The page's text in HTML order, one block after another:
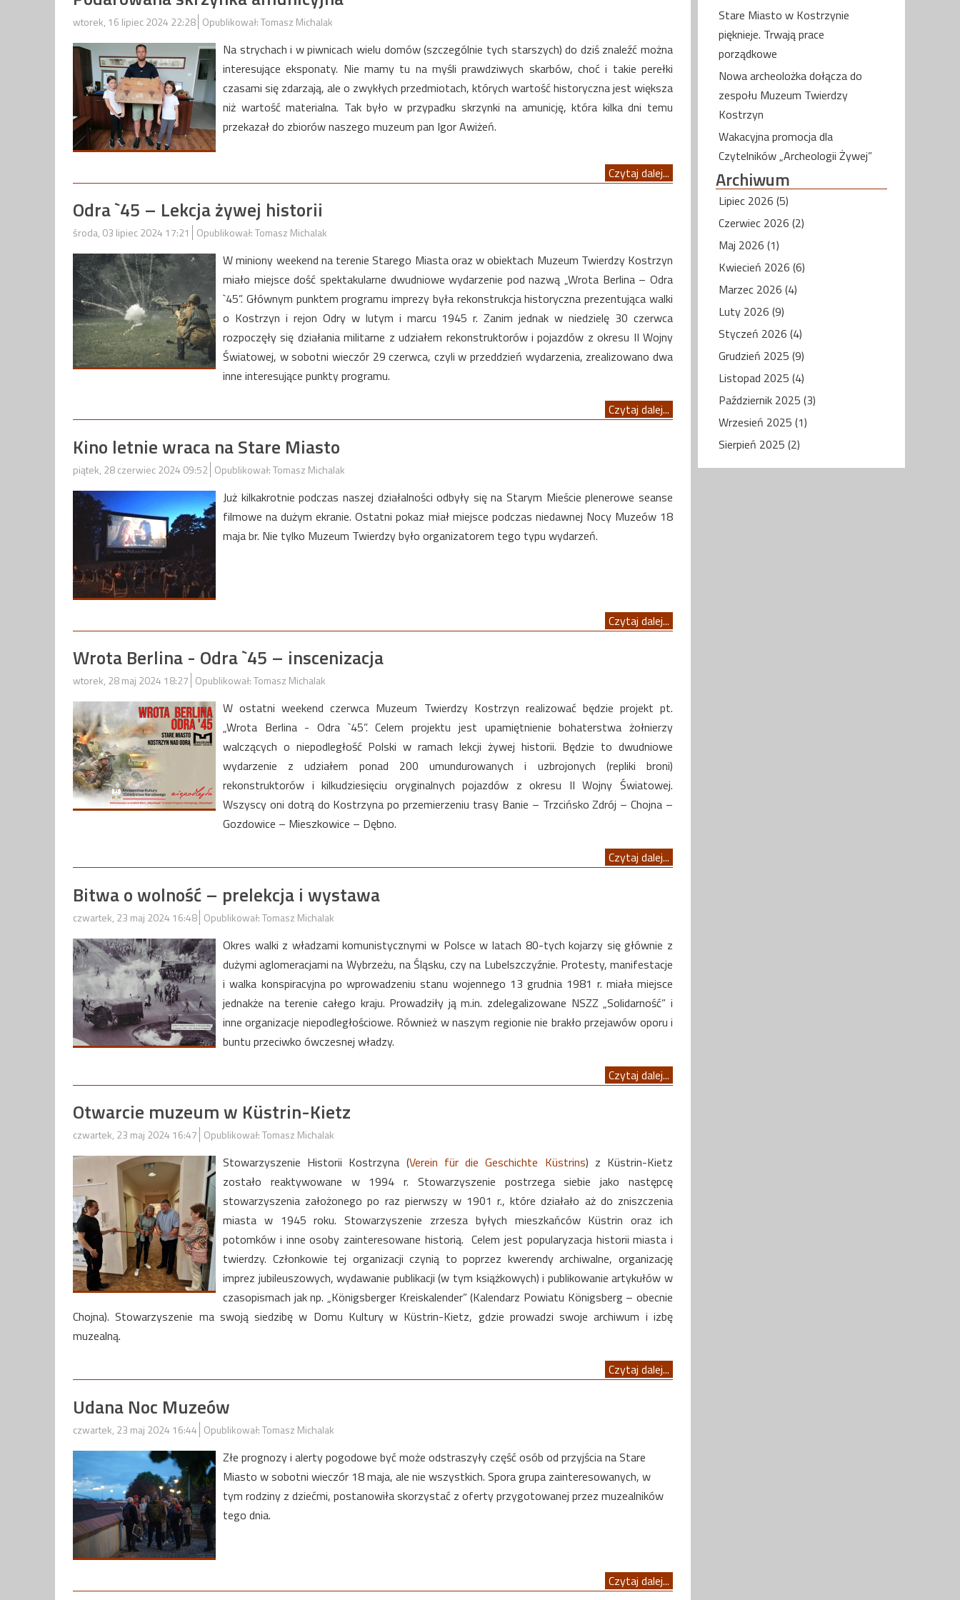
wtorek, 16 lipiec 2024 22:28 Opublikował: Tomasz Michalak
Na strychach i w piwnicach wielu domów (szczególnie tych starszych) do dziś znaleźć można
interesujące eksponaty. Nie mamy tu na myśli prawdziwych skarbów, choć i takie perełki
czasami się zdarzają, ale o zwykłych przedmiotach, których wartość historyczna jest większa
niż wartość materialna. Tak było w przypadku skrzynki na amunicję, która kilka dni temu
przekazał do zbiorów naszego muzeum pan Igor Awiżeń.
Czytaj dalej...
Odra `45 – Lekcja żywej historii
środa, 03 lipiec 2024 17:21 Opublikował: Tomasz Michalak
W miniony weekend na terenie Starego Miasta oraz w obiektach Muzeum Twierdzy Kostrzyn
miało miejsce dość spektakularne dwudniowe wydarzenie pod nazwą „Wrota Berlina – Odra
`45”. Głównym punktem programu imprezy była rekonstrukcja historyczna prezentująca walki
o Kostrzyn i rejon Odry w lutym i marcu 1945 r. Zanim jednak w niedzielę 30 czerwca
rozpoczęły się działania militarne z udziałem rekonstruktorów i pojazdów z okresu II Wojny
Światowej, w sobotni wieczór 29 czerwca, czyli w przeddzień wydarzenia, zrealizowano dwa
inne interesujące punkty programu.
Czytaj dalej...
Kino letnie wraca na Stare Miasto
piątek, 28 czerwiec 2024 09:52 Opublikował: Tomasz Michalak
Już kilkakrotnie podczas naszej działalności odbyły się na Starym Mieście plenerowe seanse
filmowe na dużym ekranie. Ostatni pokaz miał miejsce podczas niedawnej Nocy Muzeów 18
maja br. Nie tylko Muzeum Twierdzy było organizatorem tego typu wydarzeń.
Czytaj dalej...
Wrota Berlina - Odra `45 – inscenizacja
wtorek, 28 maj 2024 18:27 Opublikował: Tomasz Michalak
W ostatni weekend czerwca Muzeum Twierdzy Kostrzyn realizować będzie projekt pt.
„Wrota Berlina - Odra `45”. Celem projektu jest upamiętnienie bohaterstwa żołnierzy
walczących o niepodległość Polski w ramach lekcji żywej historii. Będzie to dwudniowe
wydarzenie z udziałem ponad 200 umundurowanych i uzbrojonych (repliki broni)
rekonstruktorów i kilkudziesięciu oryginalnych pojazdów z okresu II Wojny Światowej.
Wszyscy oni dotrą do Kostrzyna po przemierzeniu trasy Banie – Trzcińsko Zdrój – Chojna –
Gozdowice – Mieszkowice – Dębno.
Czytaj dalej...
Bitwa o wolność – prelekcja i wystawa
czwartek, 23 maj 2024 16:48 Opublikował: Tomasz Michalak
Okres walki z władzami komunistycznymi w Polsce w latach 80-tych kojarzy się głównie z
dużymi aglomeracjami na Wybrzeżu, na Śląsku, czy na Lubelszczyźnie. Protesty, manifestacje
i walka konspiracyjna po wprowadzeniu stanu wojennego 13 grudnia 1981 r. miała miejsce
jednakże na terenie całego kraju. Prowadziły ją m.in. zdelegalizowane NSZZ „Solidarność” i
inne organizacje niepodległościowe. Również w naszym regionie nie brakło przejawów oporu i
buntu przeciwko ówczesnej władzy.
Czytaj dalej...
Otwarcie muzeum w Küstrin-Kietz
czwartek, 23 maj 2024 16:47 Opublikował: Tomasz Michalak
Stowarzyszenie Historii Kostrzyna (Verein für die Geschichte Küstrins) z Küstrin-Kietz
zostało reaktywowane w 1994 r. Stowarzyszenie postrzega siebie jako następcę
stowarzyszenia założonego po raz pierwszy w 1901 r., które działało aż do zniszczenia
miasta w 1945 roku. Stowarzyszenie zrzesza byłych mieszkańców Küstrin oraz ich
potomków i inne osoby zainteresowane historią. Celem jest popularyzacja historii miasta i
twierdzy. Członkowie tej organizacji czynią to poprzez kwerendy archiwalne, organizację
imprez jubileuszowych, wydawanie publikacji (w tym książkowych) i publikowanie artykułów w
czasopismach jak np. „Königsberger Kreiskalender” (Kalendarz Powiatu Königsberg – obecnie
Chojna). Stowarzyszenie ma swoją siedzibę w Domu Kultury w Küstrin-Kietz, gdzie prowadzi swoje archiwum i izbę
muzealną.
Czytaj dalej...
Udana Noc Muzeów
czwartek, 23 maj 2024 16:44 Opublikował: Tomasz Michalak
Złe prognozy i alerty pogodowe być może odstraszyły część osób od przyjścia na Stare
Miasto w sobotni wieczór 18 maja, ale nie wszystkich. Spora grupa zainteresowanych, w
tym rodziny z dziećmi, postanowiła skorzystać z oferty przygotowanej przez muzealników
tego dnia.
Czytaj dalej...
Stare Miasto w Kostrzynie
pięknieje. Trwają prace
porządkowe
Nowa archeolożka dołącza do
zespołu Muzeum Twierdzy
Kostrzyn
Wakacyjna promocja dla
Czytelników „Archeologii Żywej”
Archiwum
Lipiec 2026 (5)
Czerwiec 2026 (2)
Maj 2026 (1)
Kwiecień 2026 (6)
Marzec 2026 (4)
Luty 2026 (9)
Styczeń 2026 (4)
Grudzień 2025 (9)
Listopad 2025 (4)
Październik 2025 (3)
Wrzesień 2025 (1)
Sierpień 2025 (2)